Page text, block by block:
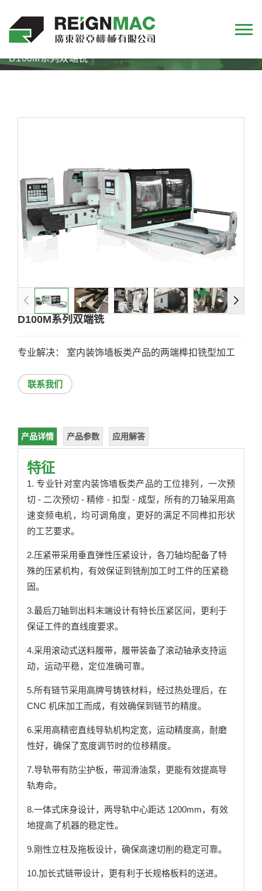
首页 产品 双端榫机 D100M 系列
D100M系列双端铣
D100M系列双端铣
专业解决： 室内装饰墙板类产品的两端榫扣铣型加工
联系我们
产品详情 产品参数 应用解答
特征
1. 专业针对室内装饰墙板类产品的工位排列，一次预
切 - 二次预切 - 精修 - 扣型 - 成型，所有的刀轴采用高
速变频电机，均可调角度，更好的满足不同榫扣形状
的工艺要求。
2.压紧带采用垂直弹性压紧设计，各刀轴均配备了特
殊的压紧机构，有效保证到铣削加工时工件的压紧稳
固。
3.最后刀轴到出料末端设计有特长压紧区间，更利于
保证工件的直线度要求。
4.采用滚动式送料履带，履带装备了滚动轴承支持运
动，运动平稳，定位准确可靠。
5.所有链节采用高牌号铸铁材料，经过热处理后，在
CNC 机床加工而成，有效确保到链节的精度。
6.采用高精密直线导轨机构定宽，运动精度高，耐磨
性好，确保了宽度调节时的位移精度。
7.导轨带有防尘护板，带润滑油泵，更能有效提高导
轨寿命。
8.一体式床身设计，两导轨中心距达 1200mm，有效
地提高了机器的稳定性。
9.刚性立柱及拖板设计，确保高速切削的稳定可靠。
10.加长式链带设计，更有利于长规格板料的送进。